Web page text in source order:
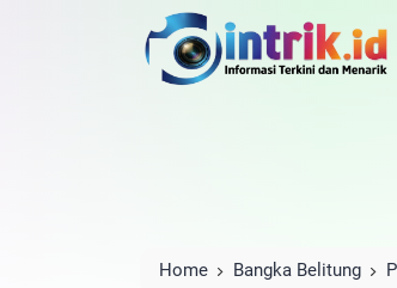
Home Bangka Belitung